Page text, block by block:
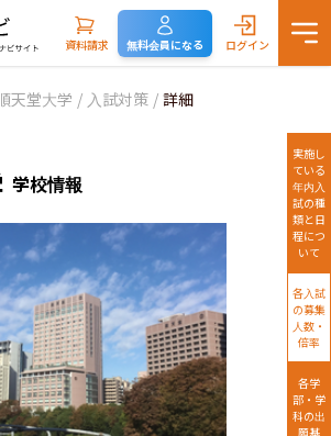
資料請求 無料会員になる ログイン
天堂大学 / 入試対策 / 詳細
学校情報
実施し
ている
年内入
試の種
類と日
程につ
いて
各入試
の募集
人数・
倍率
各学
部・学
科の出
願基